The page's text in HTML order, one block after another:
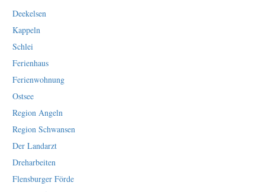
Deekelsen
Kappeln
Schlei
Ferienhaus
Ferienwohnung
Ostsee
Region Angeln
Region Schwansen
Der Landarzt
Dreharbeiten
Flensburger Förde